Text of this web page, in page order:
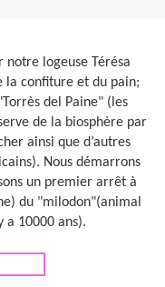
logeuse Térésa
la confiture et du pain;
del Paine" (les
de la biosphère par
ainsi que d’autres
Nous démarrons
un premier arrêt à
du "milodon"(animal
10000 ans).